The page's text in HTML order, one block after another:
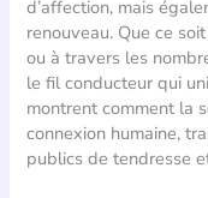
d’affection, mais
renouveau. Que ce
ou à travers les
le fil conducteur qui
montrent comment la
connexion humaine,
publics de tendresse